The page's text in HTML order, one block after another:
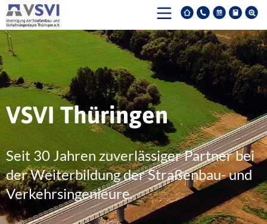
VSVI Thüringen
Seit 30 Jahren zuverlässiger Partner bei
der Weiterbildung der Straßenbau- und
Verkehrsingenieure.